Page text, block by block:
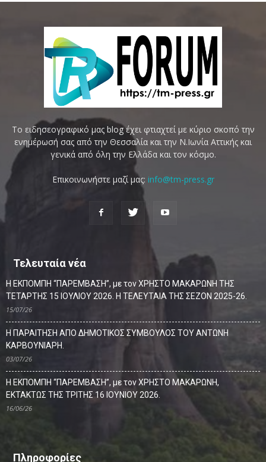
Το ειδησεογραφικό μας blog έχει φτιαχτεί με κύριο σκοπό την
ενημέρωσή σας από την Θεσσαλία και την Ν.Ιωνία Αττικής και
γενικά από όλη την Ελλάδα και τον κόσμο.
Επικοινωνήστε μαζί μας: info@tm-press.gr
Τελευταία νέα
Η ΕΚΠΟΜΠΗ “ΠΑΡΕΜΒΑΣΗ”, με τον ΧΡΗΣΤΟ ΜΑΚΑΡΩΝΗ ΤΗΣ
ΤΕΤΑΡΤΗΣ 15 ΙΟΥΛΙΟΥ 2026. Η ΤΕΛΕΥΤΑΙΑ ΤΗΣ ΣΕΖΟΝ 2025-26.
15/07/26
Η ΠΑΡΑΙΤΗΣΗ ΑΠΟ ΔΗΜΟΤΙΚΟΣ ΣΥΜΒΟΥΛΟΣ ΤΟΥ ΑΝΤΩΝΗ
ΚΑΡΒΟΥΝΙΑΡΗ.
03/07/26
Η ΕΚΠΟΜΠΗ “ΠΑΡΕΜΒΑΣΗ”, με τον ΧΡΗΣΤΟ ΜΑΚΑΡΩΝΗ,
ΕΚΤΑΚΤΩΣ ΤΗΣ ΤΡΙΤΗΣ 16 ΙΟΥΝΙΟΥ 2026.
16/06/26
Πληροφορίες